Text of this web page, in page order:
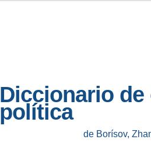
Diccionario de
política
de Borísov,